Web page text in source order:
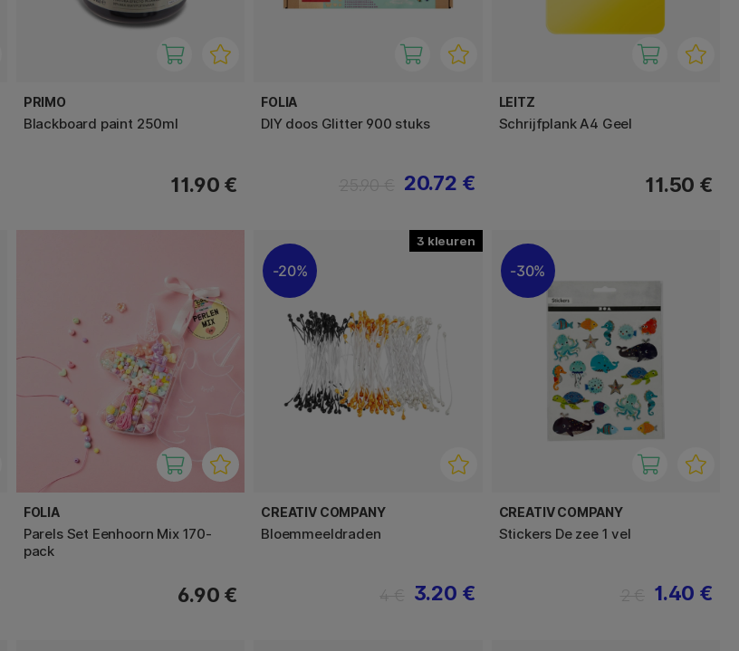
PRIMO
Blackboard paint 250ml
11.90 €
FOLIA
DIY doos Glitter 900 stuks
20.72 €
LEITZ
Schrijfplank A4 Geel
11.50 €
FOLIA
Parels Set Eenhoorn Mix 170-
pack
6.90 €
3
20%
CREATIV COMPANY
Bloemmeeldraden
3.20 €
30%
CREATIV COMPANY
Stickers De zee 1 vel
1.40 €